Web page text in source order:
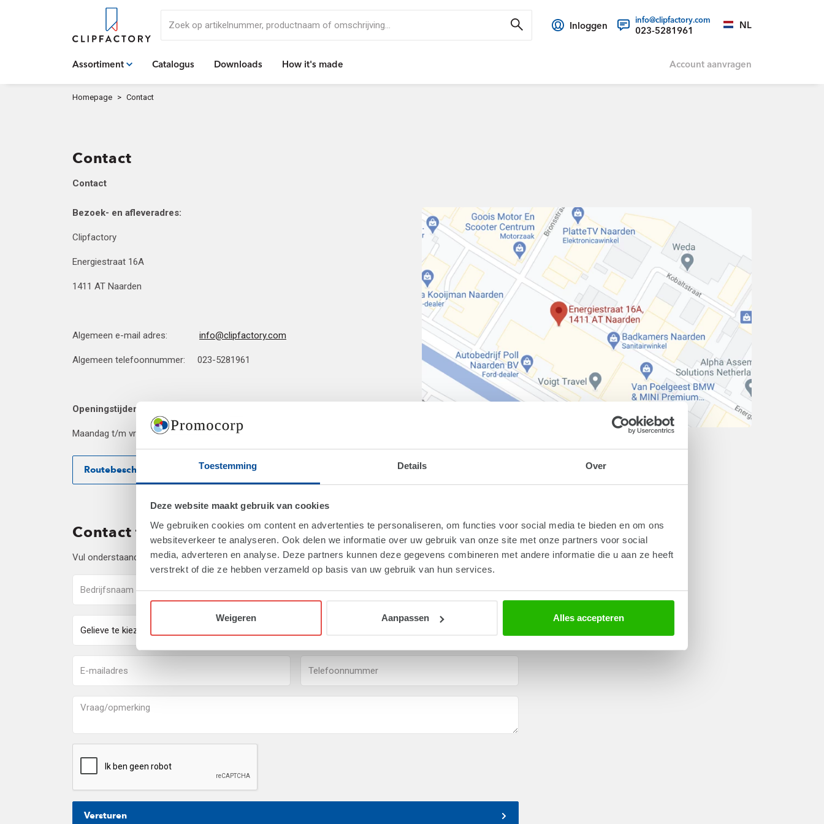
Toestemming Details Over
Deze website maakt gebruik van cookies
We gebruiken cookies om content en advertenties te personaliseren, om functies voor social media te bieden en om ons
websiteverkeer te analyseren. Ook delen we informatie over uw gebruik van onze site met onze partners voor social
media, adverteren en analyse. Deze partners kunnen deze gegevens combineren met andere informatie die u aan ze heeft
verstrekt of die ze hebben verzameld op basis van uw gebruik van hun services.
Weigeren Aanpassen Alles accepteren
Inloggen
info@clipfactory.com
023-5281961 NL
Assortiment Catalogus Downloads How it's made Account aanvragen
Homepage Contact
Contact
Contact
Bezoek- en afleveradres:
Clipfactory
Energiestraat 16A
1411 AT Naarden
Algemeen e-mail adres: info@clipfactory.com
Algemeen telefoonnummer: 023-5281961
Openingstijden:
Maandag t/m vrijdag van 09:00 – 17:00
Routebeschrijving
Contact formulier
Vul onderstaand formulier in en wij zullen zo spoedig mogelijk contact met u opnemen.
Versturen